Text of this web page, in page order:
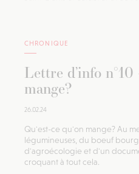
CHRONIQUE
Lettre d’info n°10
mange?
26.02.24
Qu'est-ce qu'on mange? Au
légumineuses, du boeuf
d'agroécologie et d'un
croquant à tout cela.